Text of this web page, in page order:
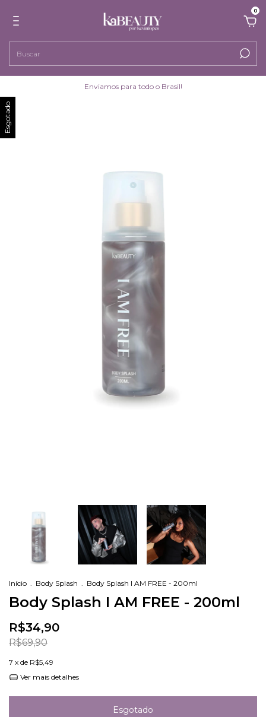
0
Enviamos para todo o Brasil!
Esgotado
Início . Body Splash . Body Splash I AM FREE - 200ml
Body Splash I AM FREE - 200ml
R$34,90
R$69,90
7 x de R$5,49
Ver mais detalhes